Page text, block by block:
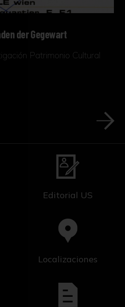
der Gegewart
Patrimonio Cultural
Editorial US
Localizaciones